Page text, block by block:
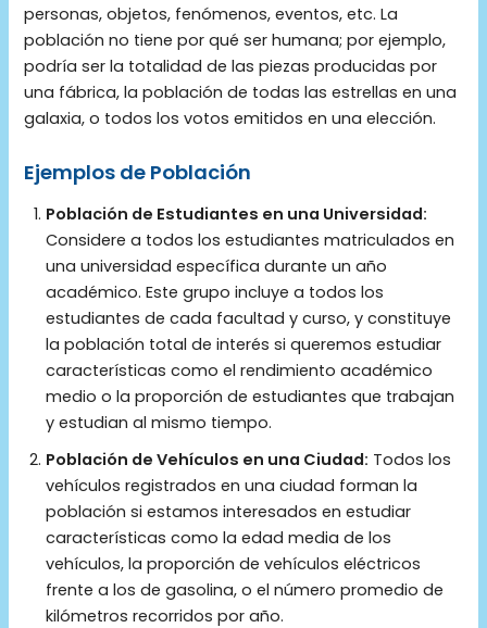
personas, objetos, fenómenos, eventos, etc. La
población no tiene por qué ser humana; por ejemplo,
podría ser la totalidad de las piezas producidas por
una fábrica, la población de todas las estrellas en una
galaxia, o todos los votos emitidos en una elección.
Ejemplos de Población
Población de Estudiantes en una Universidad:
Considere a todos los estudiantes matriculados en
una universidad específica durante un año
académico. Este grupo incluye a todos los
estudiantes de cada facultad y curso, y constituye
la población total de interés si queremos estudiar
características como el rendimiento académico
medio o la proporción de estudiantes que trabajan
y estudian al mismo tiempo.
Población de Vehículos en una Ciudad: Todos los
vehículos registrados en una ciudad forman la
población si estamos interesados en estudiar
características como la edad media de los
vehículos, la proporción de vehículos eléctricos
frente a los de gasolina, o el número promedio de
kilómetros recorridos por año.